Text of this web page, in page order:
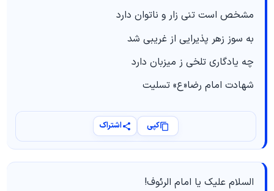
مشخص است تنی زار و ناتوان دارد
به سوز زهر پذیرایی از غریبی شد
چه یادگاری تلخی ز میزبان دارد
شهادت امام رضا«ع» تسلیت
کپی اشتراک
السلام علیک یا امام الرئوف!